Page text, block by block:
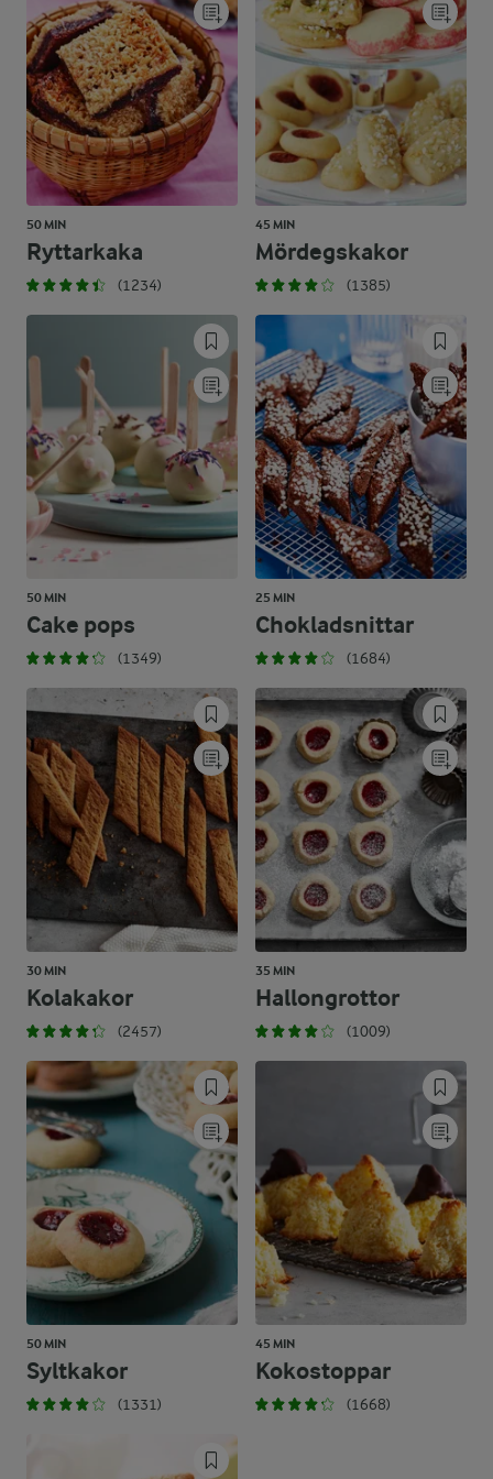
50 MIN
Ryttarkaka
(1234)
45 MIN
Mördegskakor
(1385)
50 MIN
Cake pops
(1349)
25 MIN
Chokladsnittar
(1684)
30 MIN
Kolakakor
(2457)
35 MIN
Hallongrottor
(1009)
50 MIN
Syltkakor
(1331)
45 MIN
Kokostoppar
(1668)